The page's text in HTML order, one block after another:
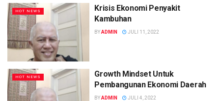
HOT NEWS
Krisis Ekonomi Penyakit
Kambuhan
BYADMIN JULI 11, 2022
HOT NEWS
Growth Mindset Untuk
Pembangunan Ekonomi Daerah
BYADMIN JULI 4, 2022